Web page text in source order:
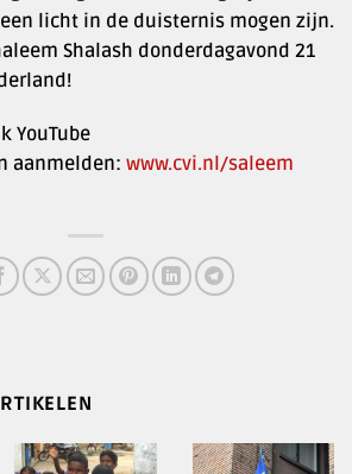
licht in de duisternis mogen zijn.
Shalash donderdagavond 21
YouTube
aanmelden: www.cvi.nl/saleem